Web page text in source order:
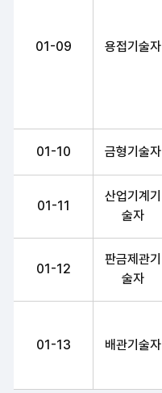
01-09 용접기술자
01-10 금형기술자
01-11
산업기계기
술자
01-12
판금제관기
술자
01-13 배관기술자